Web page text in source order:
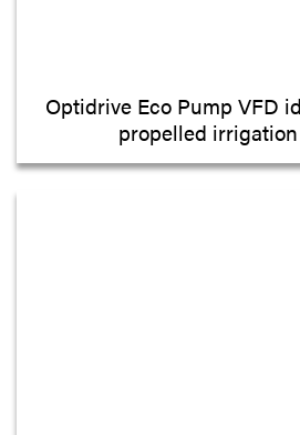
Optidrive Eco Pump VFD
propelled